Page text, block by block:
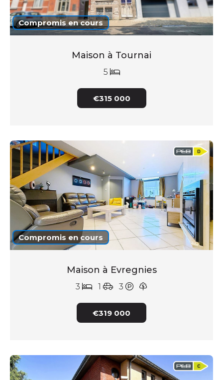
Compromis en cours
Maison à Tournai
5
€315 000
Compromis en cours
Maison à Evregnies
3 1 3
€319 000